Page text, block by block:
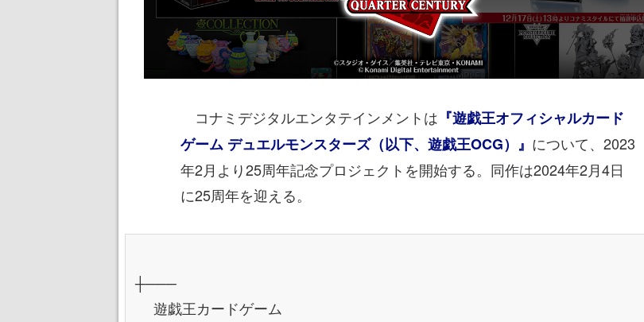
コナミデジタルエンタテインメントは 『遊戯王オフィシャルカード
ゲーム デュエルモンスターズ（以下、遊戯王OCG）』 について、2023
年2月より25周年記念プロジェクトを開始する。同作は2024年2月4日
に25周年を迎える。
┼───
遊戯王カードゲーム